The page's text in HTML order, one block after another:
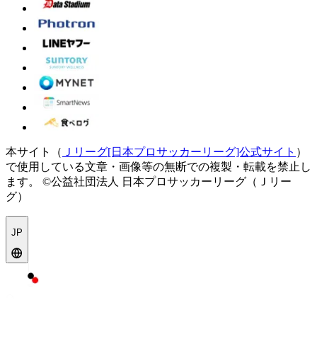
本サイト（ Ｊリーグ[日本プロサッカーリーグ]公式サイト ）
で使用している文章・画像等の無断での複製・転載を禁止し
ます。
©公益社団法人 日本プロサッカーリーグ（Ｊリー
グ）
JP